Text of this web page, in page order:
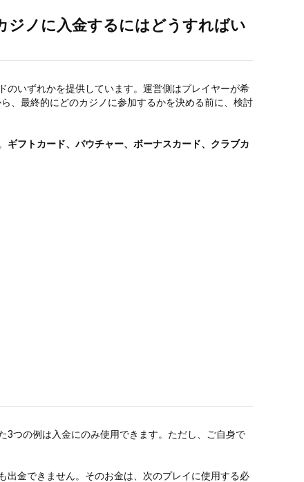
ジノに入金するにはどうすればい
いずれかを提供しています。運営側はプレイヤーが希
、最終的にどのカジノに参加するかを決める前に、検討
ギフトカード、バウチャー、ボーナスカード、クラブカ
3つの例は入金にのみ使用できます。ただし、ご自身で
金できません。そのお金は、次のプレイに使用する必